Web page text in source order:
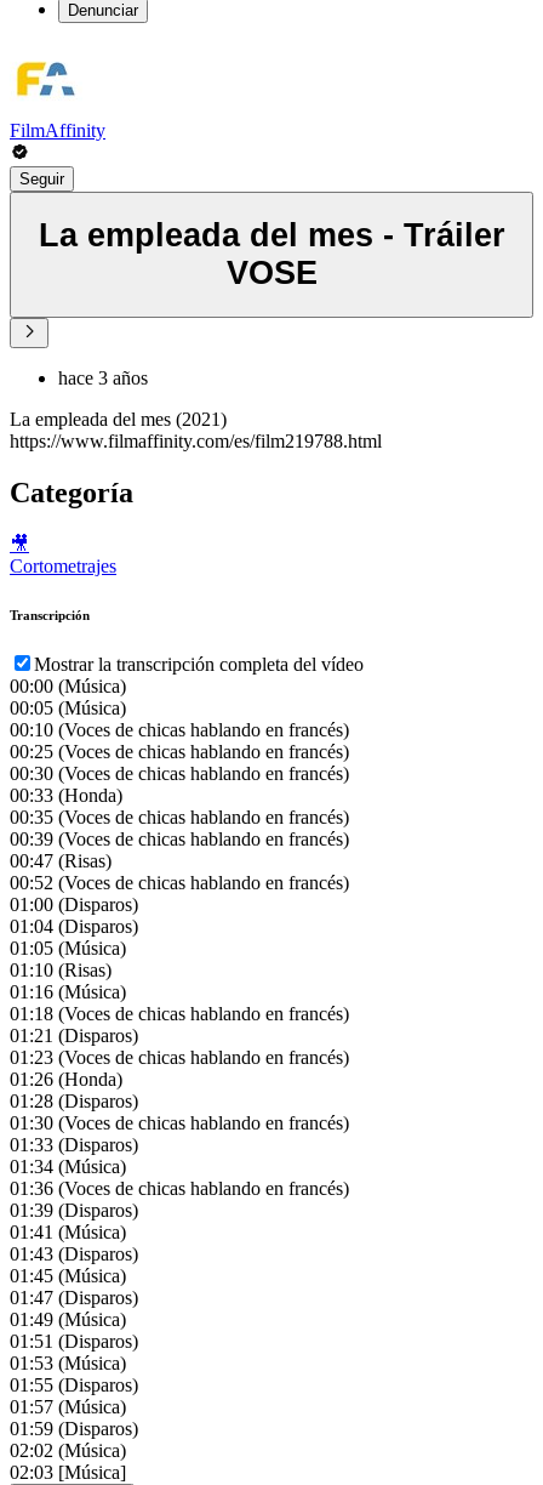
Denunciar
FilmAffinity
Seguir
La empleada del mes - Tráiler
VOSE
hace 3 años
La empleada del mes (2021)
https://www.filmaffinity.com/es/film219788.html
Categoría
🎥
Cortometrajes
Transcripción
Mostrar la transcripción completa del vídeo
00:00 (Música)
00:05 (Música)
00:10 (Voces de chicas hablando en francés)
00:25 (Voces de chicas hablando en francés)
00:30 (Voces de chicas hablando en francés)
00:33 (Honda)
00:35 (Voces de chicas hablando en francés)
00:39 (Voces de chicas hablando en francés)
00:47 (Risas)
00:52 (Voces de chicas hablando en francés)
01:00 (Disparos)
01:04 (Disparos)
01:05 (Música)
01:10 (Risas)
01:16 (Música)
01:18 (Voces de chicas hablando en francés)
01:21 (Disparos)
01:23 (Voces de chicas hablando en francés)
01:26 (Honda)
01:28 (Disparos)
01:30 (Voces de chicas hablando en francés)
01:33 (Disparos)
01:34 (Música)
01:36 (Voces de chicas hablando en francés)
01:39 (Disparos)
01:41 (Música)
01:43 (Disparos)
01:45 (Música)
01:47 (Disparos)
01:49 (Música)
01:51 (Disparos)
01:53 (Música)
01:55 (Disparos)
01:57 (Música)
01:59 (Disparos)
02:02 (Música)
02:03 [Música]